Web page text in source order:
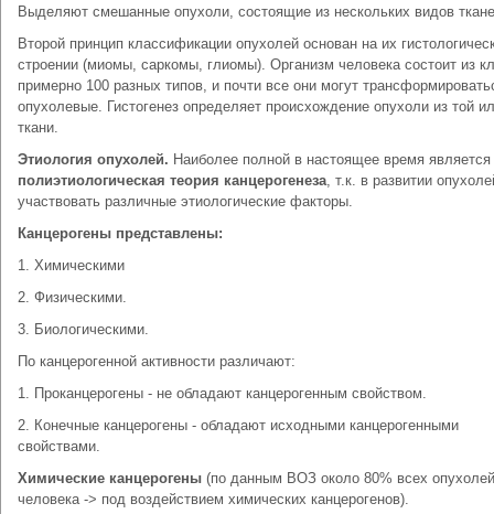
Выделяют смешанные опухоли, состоящие из нескольких видов
Второй принцип классификации опухолей основан на их
строении (миомы, саркомы, глиомы). Организм человека состоит из
примерно 100 разных типов, и почти все они могут
опухолевые. Гистогенез определяет происхождение опухоли из той
ткани.
Этиология опухолей. Наиболее полной в настоящее время является
полиэтиологическая теория канцерогенеза, т.к. в развитии
участвовать различные этиологические факторы.
Канцерогены представлены:
1. Химическими
2. Физическими.
3. Биологическими.
По канцерогенной активности различают:
1. Проканцерогены - не обладают канцерогенным свойством.
2. Конечные канцерогены - обладают исходными канцерогенными
свойствами.
Химические канцерогены (по данным ВОЗ около 80% всех опухолей
человека -> под воздействием химических канцерогенов).